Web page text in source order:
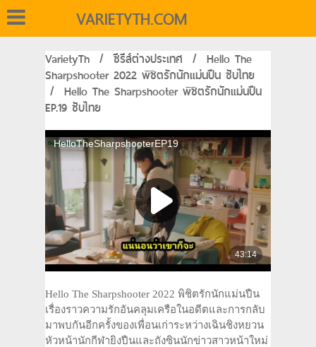
VARIETYTH.COM
VarietyTh / ซีรีส์ต่างประเทศ / Hello The
Sharpshooter 2022 พิชิตรักนักแม่นปืน ซับไทย
/ Hello The Sharpshooter พิชิตรักนักแม่นปืน
EP.19 ซับไทย
Hello The Sharpshooter 2022 พิชิตรักนักแม่นปืน
เรื่องราวความรักอันคลุมเครือในอดีตและการกลับ
มาพบกันอีกครั้งของเพื่อนเก่าระหว่างเฉินชิงหยวน
หัวหน้านักกีฬายิงปืนและถังซินนักข่าวสาวหน้าใหม่